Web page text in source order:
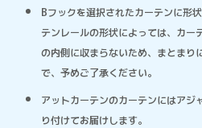
Bフックを選択されたカーテンに形
テンレールの形状によっては、カー
の内側に収まらないため、まとまり
で、予めご了承ください。
アットカーテンのカーテンにはアジ
り付けてお届けします。